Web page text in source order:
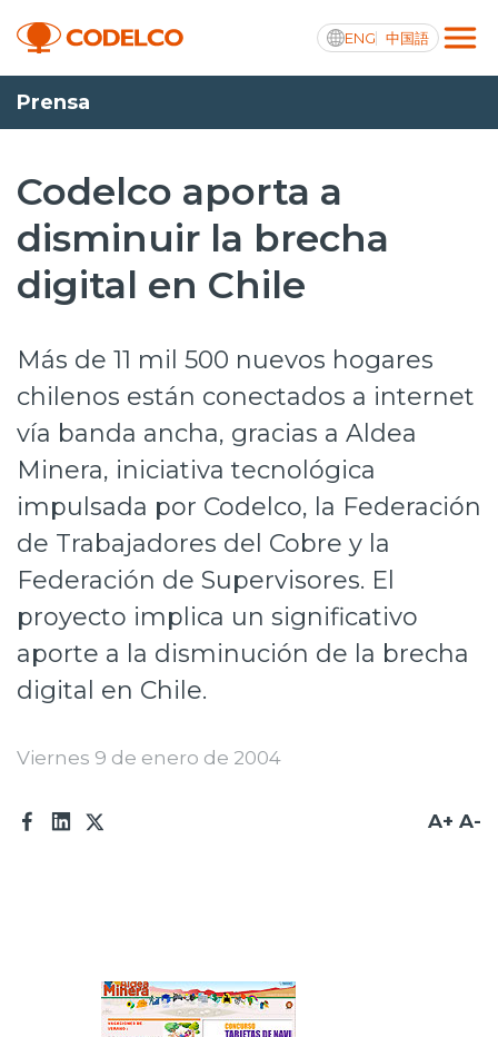
ENG 中国語
Transparencia activa
Nosotros
Operaciones
Sustentabilidad
Innovación
Inversionistas
Trabaja en Codelco
Transparencia activa
Canales de denuncia
Acceso trabajadores/as
Prensa
Codelco aporta a
disminuir la brecha
digital en Chile
Más de 11 mil 500 nuevos hogares
chilenos están conectados a internet
vía banda ancha, gracias a Aldea
Minera, iniciativa tecnológica
impulsada por Codelco, la Federación
de Trabajadores del Cobre y la
Federación de Supervisores. El
proyecto implica un significativo
aporte a la disminución de la brecha
digital en Chile.
Viernes 9 de enero de 2004
A+ A-